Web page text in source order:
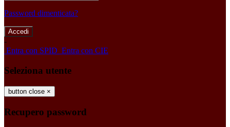
Password dimenticata?
-
Entra con SPID Entra con CIE
Seleziona utente
button close ×
Recupero password